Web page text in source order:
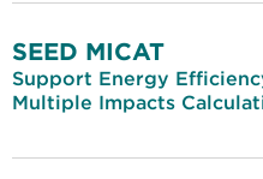
SEED MICAT
Support Energy
Multiple Impacts